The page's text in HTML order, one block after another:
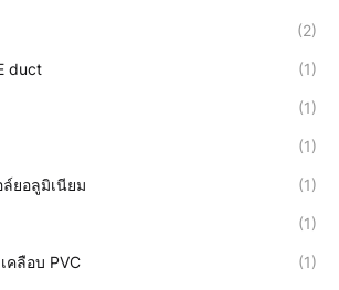
(2)
duct (1)
(1)
(1)
ยอลูมิเนียม (1)
(1)
คลือบ PVC (1)